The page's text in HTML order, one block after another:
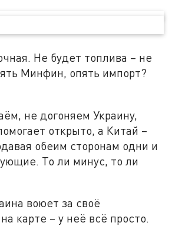
Не будет топлива – не
Минфин, опять импорт?
не догоняем Украину,
открыто, а Китай –
обеим сторонам одни и
То ли минус, то ли
воюет за своё
карте – у неё всё просто.